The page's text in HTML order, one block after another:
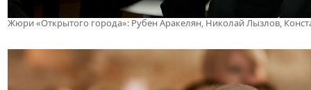
Жюри «Открытого города»: Рубен Аракелян, Николай Лызлов,